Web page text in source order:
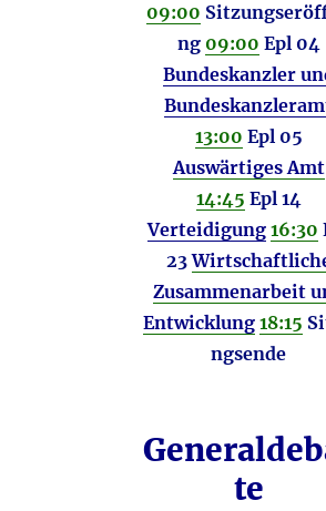
09:00
ng 09:00 Epl 04
Bundeskanzler
13:00 Epl 05
Auswärtiges Amt
14:45 Epl 14
Verteidigung 16:30
23
Zusammenarbeit
Entwicklung 18:15
ngsende
te